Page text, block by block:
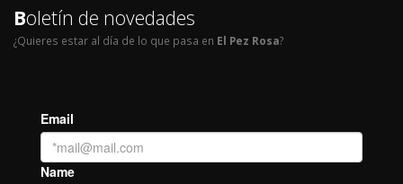
Boletín de novedades
¿Quieres estar al día de lo que pasa en El Pez Rosa?